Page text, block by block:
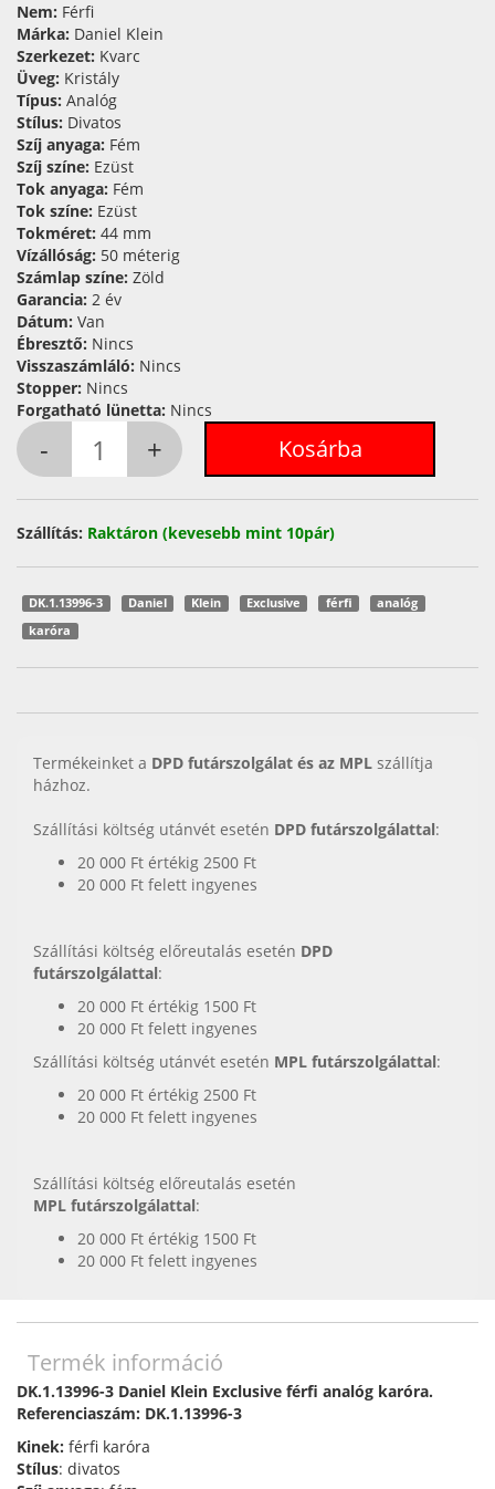
Nem: Férfi
Márka: Daniel Klein
Szerkezet: Kvarc
Üveg: Kristály
Típus: Analóg
Stílus: Divatos
Szíj anyaga: Fém
Szíj színe: Ezüst
Tok anyaga: Fém
Tok színe: Ezüst
Tokméret: 44 mm
Vízállóság: 50 méterig
Számlap színe: Zöld
Garancia: 2 év
Dátum: Van
Ébresztő: Nincs
Visszaszámláló: Nincs
Stopper: Nincs
Forgatható lünetta: Nincs
Szállítás: Raktáron (kevesebb mint 10pár)
DK.1.13996-3 Daniel Klein Exclusive férfi
analóg
karóra
Termékeinket a DPD futárszolgálat és az MPL szállítja
házhoz.
Szállítási költség utánvét esetén DPD futárszolgálattal:
20 000 Ft értékig 2500 Ft
20 000 Ft felett ingyenes
Szállítási költség előreutalás esetén DPD
futárszolgálattal:
20 000 Ft értékig 1500 Ft
20 000 Ft felett ingyenes
Szállítási költség utánvét esetén MPL futárszolgálattal:
20 000 Ft értékig 2500 Ft
20 000 Ft felett ingyenes
Szállítási költség előreutalás esetén
MPL futárszolgálattal:
20 000 Ft értékig 1500 Ft
20 000 Ft felett ingyenes
Termék információ
DK.1.13996-3 Daniel Klein Exclusive férfi analóg karóra.
Referenciaszám: DK.1.13996-3
Kinek: férfi karóra
Stílus: divatos